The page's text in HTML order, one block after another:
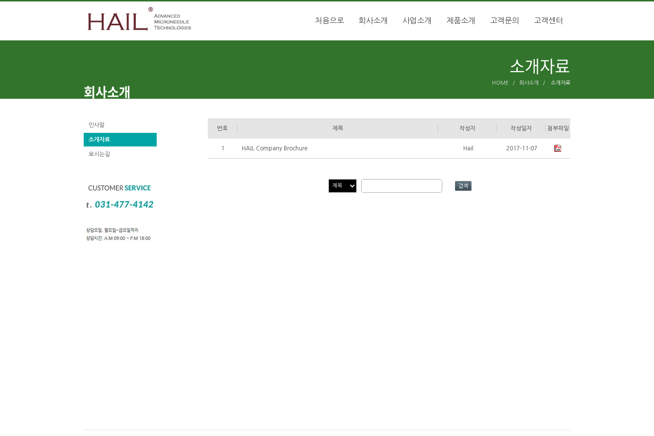
처음으로 회사소개 사업소개 제품소개 고객문의 고객센터
HOME / 회사소개 / 소개자료
인사말
소개자료
오시는길
번호 제목 작성자 작성일자 첨부파일
1 HAIL Company Brochure Hail 2017-11-07